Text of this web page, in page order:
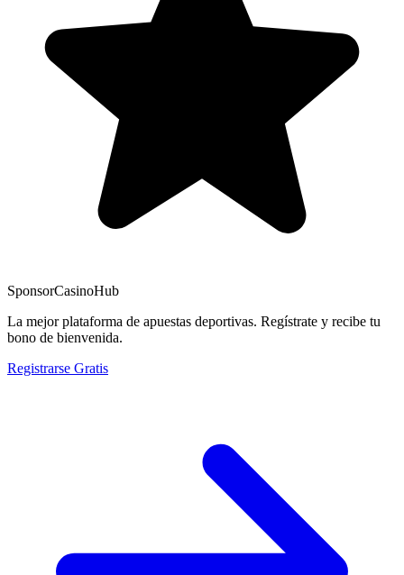
SponsorCasinoHub
La mejor plataforma de apuestas deportivas. Regístrate y recibe tu
bono de bienvenida.
Registrarse Gratis